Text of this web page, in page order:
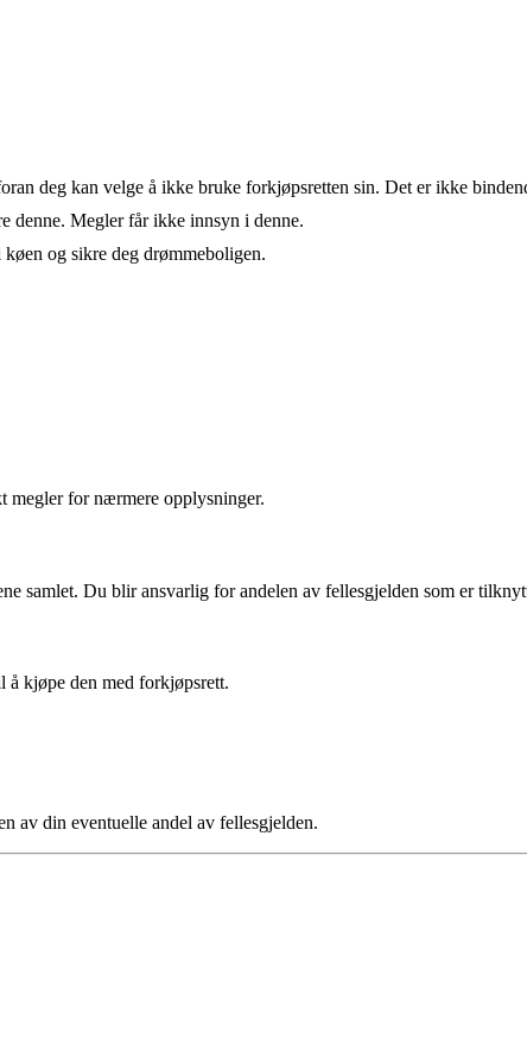
deg kan velge å ikke bruke forkjøpsretten sin. Det er ikke
denne. Megler får ikke innsyn i denne.
og sikre deg drømmeboligen.
megler for nærmere opplysninger.
samlet. Du blir ansvarlig for andelen av fellesgjelden som er
å kjøpe den med forkjøpsrett.
av din eventuelle andel av fellesgjelden.